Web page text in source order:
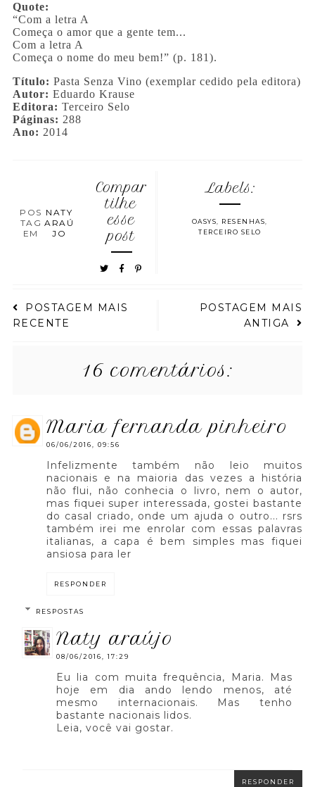
Quote:
“Com a letra A
Começa o amor que a gente tem...
Com a letra A
Começa o nome do meu bem!” (p. 181).
Título: Pasta Senza Vino (exemplar cedido pela editora)
Autor: Eduardo Krause
Editora: Terceiro Selo
Páginas: 288
Ano: 2014
POS
TAG
EM
NATY
ARAÚ
JO
Compar
tilhe
esse
post
Labels:
OASYS RESENHAS
TERCEIRO SELO
POSTAGEM MAIS
RECENTE
POSTAGEM MAIS
ANTIGA
16 comentários:
maria fernanda pinheiro
06/06/2016, 09:56
Infelizmente também não leio muitos
nacionais e na maioria das vezes a história
não flui, não conhecia o livro, nem o autor,
mas fiquei super interessada, gostei bastante
do casal criado, onde um ajuda o outro... rsrs
também irei me enrolar com essas palavras
italianas, a capa é bem simples mas fiquei
ansiosa para ler
RESPONDER
RESPOSTAS
naty araújo
08/06/2016, 17:29
Eu lia com muita frequência, Maria. Mas
hoje em dia ando lendo menos, até
mesmo internacionais. Mas tenho
bastante nacionais lidos.
Leia, você vai gostar.
RESPONDER